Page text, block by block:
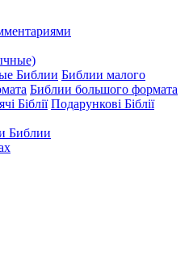
Библии Библии малого
Библии большого формата
Біблії Подарункові Біблії
Библии